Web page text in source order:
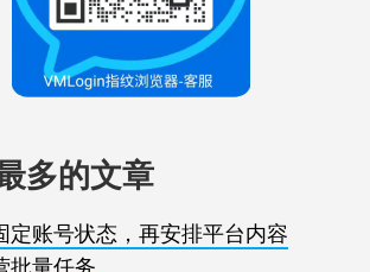
多的文章
定账号状态，再安排平台内容
批量任务